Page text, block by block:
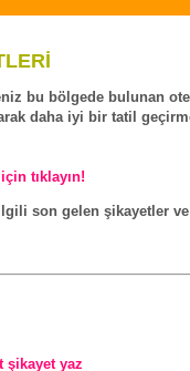
bu bölgede bulunan
daha iyi bir tatil
tıklayın!
son gelen şikayetler
şikayet yaz